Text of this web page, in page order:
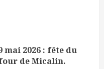
mai 2026 : fête du
de Micalin.